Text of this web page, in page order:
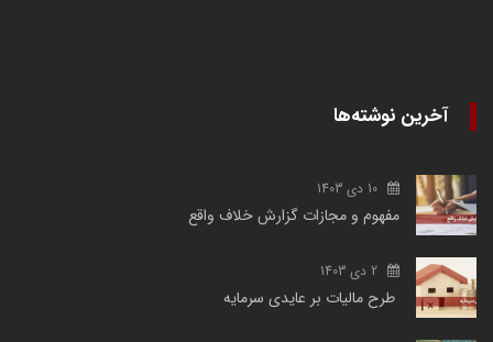
آخرین نوشته‌ها
10 دی 1403
مفهوم و مجازات گزارش خلاف واقع
2 دی 1403
طرح مالیات بر عایدی سرمایه